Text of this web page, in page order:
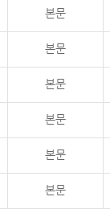
본문
본문
본문
본문
본문
본문